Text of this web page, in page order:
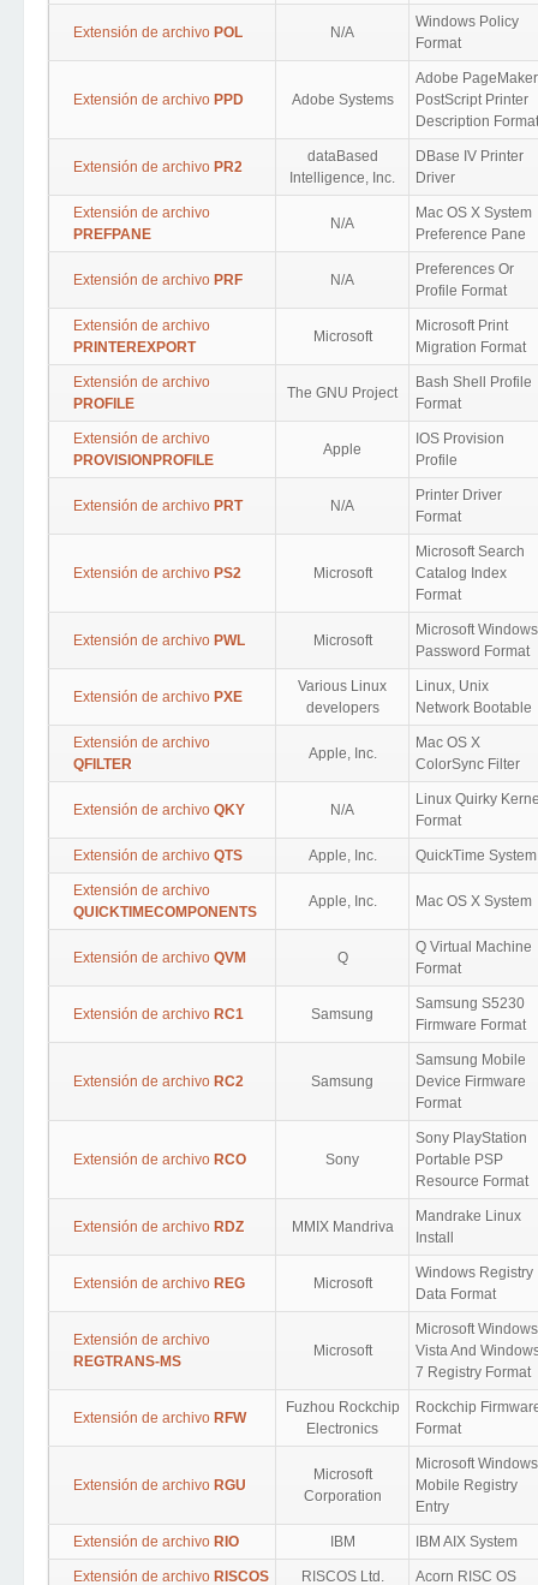
Extensión de archivo POL N/A
Windows Policy
Format
Extensión de archivo PPD Adobe Systems
Adobe PageMaker
PostScript Printer
Description Format
Extensión de archivo PR2
dataBased
Intelligence, Inc.
DBase IV Printer
Driver
Extensión de archivo
PREFPANE
N/A
Mac OS X System
Preference Pane
Extensión de archivo PRF N/A
Preferences Or
Profile Format
Extensión de archivo
PRINTEREXPORT
Microsoft
Microsoft Print
Migration Format
Extensión de archivo
PROFILE
The GNU Project
Bash Shell Profile
Format
Extensión de archivo
PROVISIONPROFILE
Apple
IOS Provision
Profile
Extensión de archivo PRT N/A
Printer Driver
Format
Extensión de archivo PS2 Microsoft
Microsoft Search
Catalog Index
Format
Extensión de archivo PWL Microsoft
Microsoft Windows
Password Format
Extensión de archivo PXE
Various Linux
developers
Linux, Unix
Network Bootable
Extensión de archivo
QFILTER
Apple, Inc.
Mac OS X
ColorSync Filter
Extensión de archivo QKY N/A
Linux Quirky
Format
Extensión de archivo QTS Apple, Inc. QuickTime System
Extensión de archivo
QUICKTIMECOMPONENTS
Apple, Inc. Mac OS X System
Extensión de archivo QVM Q
Q Virtual Machine
Format
Extensión de archivo RC1 Samsung
Samsung S5230
Firmware Format
Extensión de archivo RC2 Samsung
Samsung Mobile
Device Firmware
Format
Extensión de archivo RCO Sony
Sony PlayStation
Portable PSP
Resource Format
Extensión de archivo RDZ MMIX Mandriva
Mandrake Linux
Install
Extensión de archivo REG Microsoft
Windows Registry
Data Format
Extensión de archivo
REGTRANS-MS
Microsoft
Microsoft Windows
Vista And
7 Registry Format
Extensión de archivo RFW
Fuzhou Rockchip
Electronics
Rockchip
Format
Extensión de archivo RGU
Microsoft
Corporation
Microsoft Windows
Mobile Registry
Entry
Extensión de archivo RIO IBM IBM AIX System
Extensión de archivo RISCOS RISCOS Ltd. Acorn RISC OS